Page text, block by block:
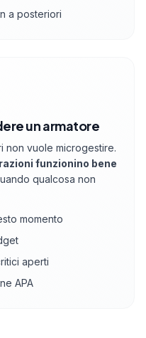
a posteriori
un armatore
non vuole microgestire.
funzionino bene
qualcosa non
momento
aperti
APA